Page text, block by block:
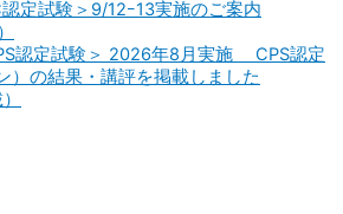
定試験＞9/12ｰ13実施のご案内
認定試験＞ 2026年8月実施 CPS認定
）の結果・講評を掲載しました